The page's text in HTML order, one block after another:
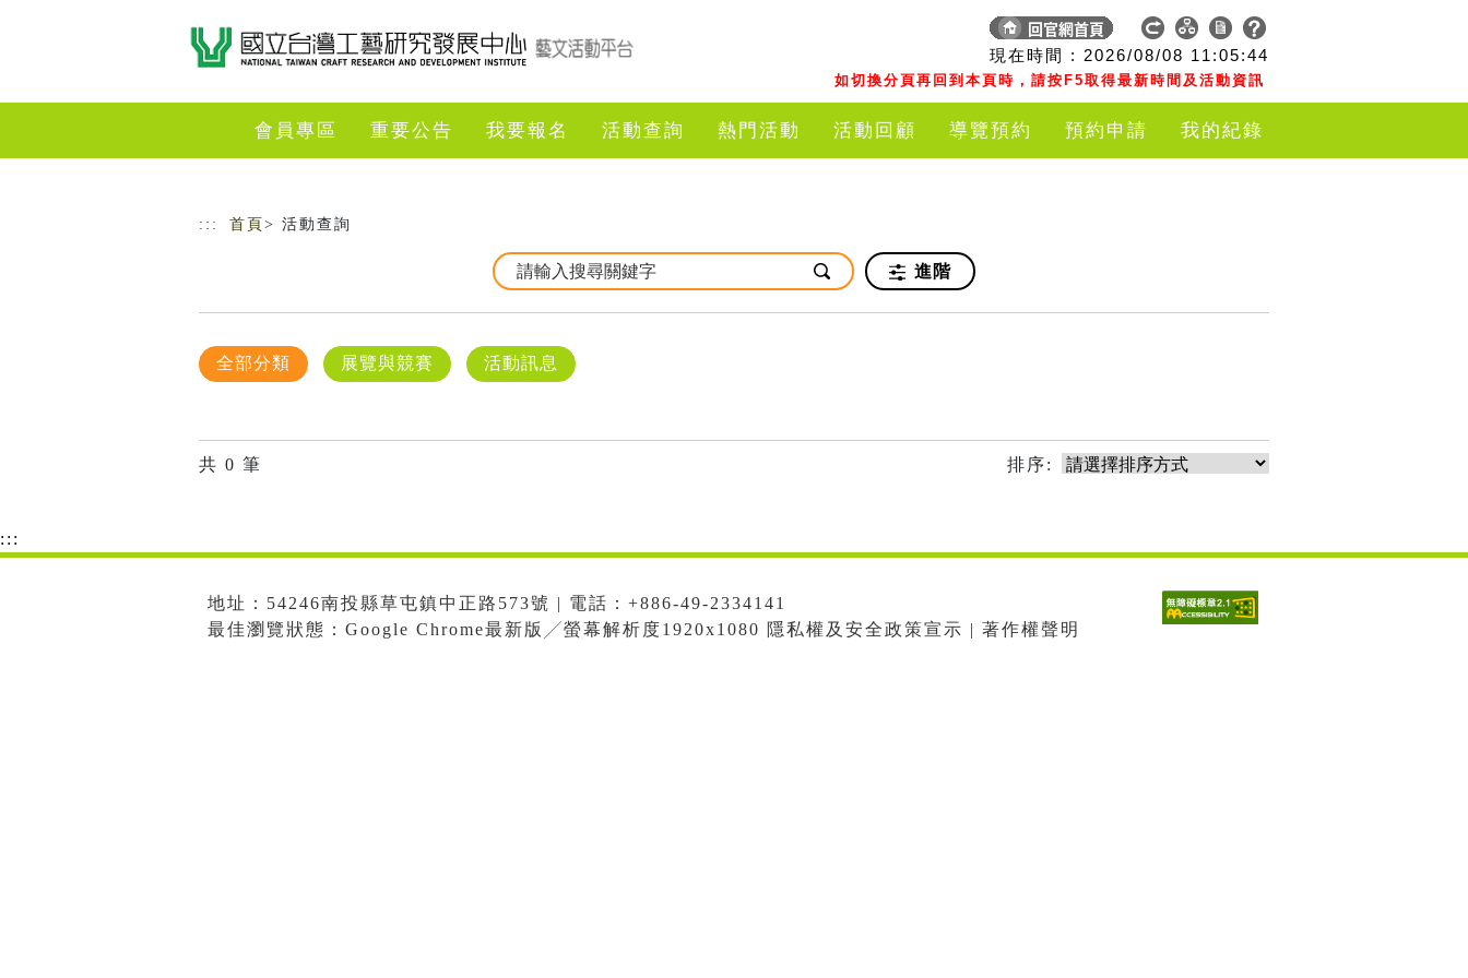
現在時間 : 2026/08/08 11:05:44
如切換分頁再回到本頁時，請按F5取得最新時間及活動資訊
會員專區 重要公告 我要報名 活動查詢 熱門活動 活動回顧 導覽預約 預約申請 我的紀錄
::: 首頁 > 活動查詢
進階
全部分類 展覽與競賽 活動訊息
共 0 筆 排序:
:::
地址：54246南投縣草屯鎮中正路573號 | 電話：+886-49-2334141
最佳瀏覽狀態：Google Chrome最新版╱螢幕解析度1920x1080 隱私權及安全政策宣示 | 著作權聲明